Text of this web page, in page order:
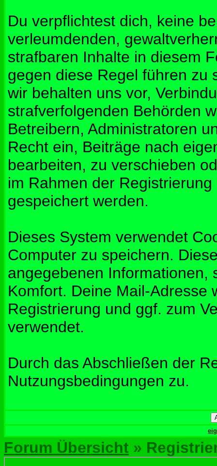
Du verpflichtest dich, keine
verleumdenden,
strafbaren Inhalte in diesem
gegen diese Regel führen zu
wir behalten uns vor,
strafverfolgenden Behörden
Betreibern, Administratoren
Recht ein, Beiträge nach
bearbeiten, zu verschieben
im Rahmen der
gespeichert werden.
Dieses System verwendet
Computer zu speichern.
angegebenen Informationen,
Komfort. Deine Mail-Adresse
Registrierung und ggf. zum
verwendet.
Durch das Abschließen der
Nutzungsbedingungen zu.
Forum Übersicht »